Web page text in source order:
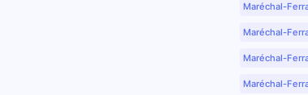
Maréchal-
Maréchal-
Maréchal-
Maréchal-